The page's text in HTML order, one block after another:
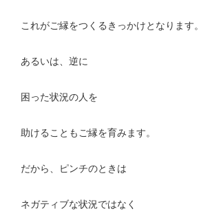
これがご縁をつくるきっかけとなります。
あるいは、逆に
困った状況の人を
助けることもご縁を育みます。
だから、ピンチのときは
ネガティブな状況ではなく